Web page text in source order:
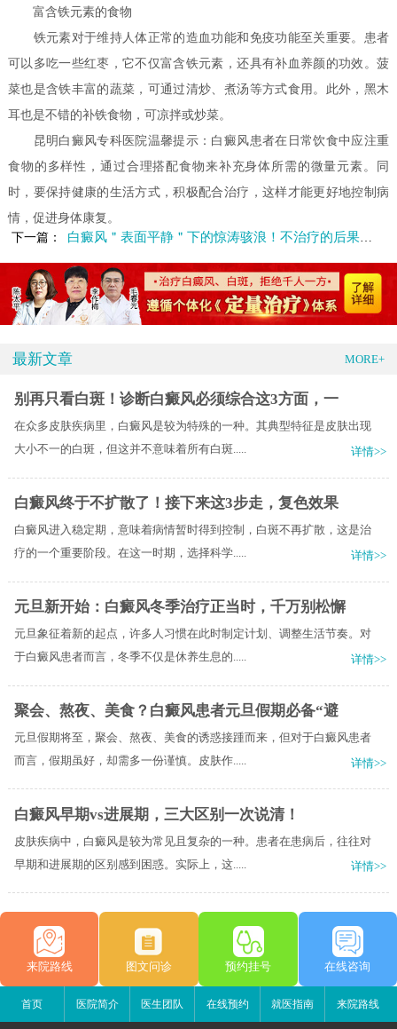
富含铁元素的食物
铁元素对于维持人体正常的造血功能和免疫功能至关重要。患者
可以多吃一些红枣，它不仅富含铁元素，还具有补血养颜的功效。菠
菜也是含铁丰富的蔬菜，可通过清炒、煮汤等方式食用。此外，黑木
耳也是不错的补铁食物，可凉拌或炒菜。
昆明白癜风专科医院温馨提示：白癜风患者在日常饮食中应注重
食物的多样性，通过合理搭配食物来补充身体所需的微量元素。同
时，要保持健康的生活方式，积极配合治疗，这样才能更好地控制病
情，促进身体康复。
下一篇：
白癜风＂表面平静＂下的惊涛骇浪！不治疗的后果太沉重！
最新文章 MORE+
别再只看白斑！诊断白癜风必须综合这3方面，一
在众多皮肤疾病里，白癜风是较为特殊的一种。其典型特征是皮肤出现
大小不一的白斑，但这并不意味着所有白斑.....
详情>>
白癜风终于不扩散了！接下来这3步走，复色效果
白癜风进入稳定期，意味着病情暂时得到控制，白斑不再扩散，这是治
疗的一个重要阶段。在这一时期，选择科学.....
详情>>
元旦新开始：白癜风冬季治疗正当时，千万别松懈
元旦象征着新的起点，许多人习惯在此时制定计划、调整生活节奏。对
于白癜风患者而言，冬季不仅是休养生息的.....
详情>>
聚会、熬夜、美食？白癜风患者元旦假期必备“避
元旦假期将至，聚会、熬夜、美食的诱惑接踵而来，但对于白癜风患者
而言，假期虽好，却需多一份谨慎。皮肤作.....
详情>>
白癜风早期vs进展期，三大区别一次说清！
皮肤疾病中，白癜风是较为常见且复杂的一种。患者在患病后，往往对
早期和进展期的区别感到困惑。实际上，这.....
详情>>
来院路线 图文问诊 预约挂号 在线咨询
首页 医院简介 医生团队 在线预约 就医指南 来院路线